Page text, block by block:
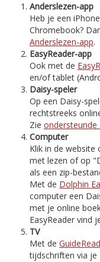
Anderslezen-app
Heb je een
Chromebook?
Anderslezen-app.
EasyReader-app
Ook met de
en/of tablet
Daisy-speler
Op een Daisy-
rechtstreeks
Zie ondersteunde
Computer
Klik in de
met lezen of op
als een zip-
Met de Dolphin
computer een
met je online
EasyReader vind
TV
Met de
tijdschriften via je